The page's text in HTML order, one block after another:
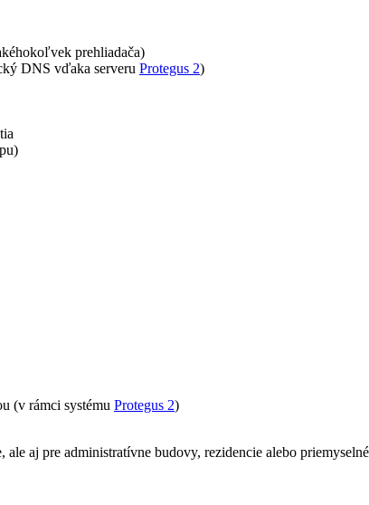
prehliadača)
DNS vďaka serveru Protegus 2)
(v rámci systému Protegus 2)
aj pre administratívne budovy, rezidencie alebo